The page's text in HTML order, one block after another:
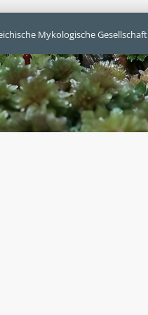
Mykologische Gesellschaft